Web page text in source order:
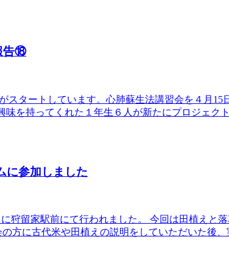
告⑱
スタートしています。心肺蘇生法講習会を４月15
味を持ってくれた１年生６人が新たにプロジェク
に参加しました
狩留家駅前にて行われました。 今回は田植えと
方に古代米や田植えの説明をしていただいた後、